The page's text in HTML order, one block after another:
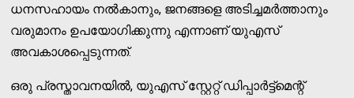
ധനസഹായം നല്‍കാനും, ജനങ്ങളെ അടിച്ചമര്‍ത്താനും
വരുമാനം ഉപയോഗിക്കുന്നു എന്നാണ് യുഎസ്
അവകാശപ്പെടുന്നത്.
ഒരു പ്രസ്താവനയില്‍, യുഎസ് സ്റ്റേറ്റ് ഡിപ്പാര്‍ട്ട്മെന്റ്